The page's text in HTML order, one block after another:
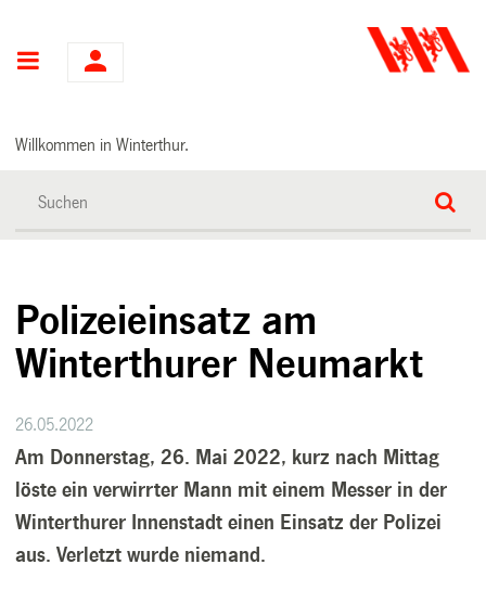
Hauptnavigation
Willkommen in Winterthur.
Polizeieinsatz am
Winterthurer Neumarkt
26.05.2022
Am Donnerstag, 26. Mai 2022, kurz nach Mittag
löste ein verwirrter Mann mit einem Messer in der
Winterthurer Innenstadt einen Einsatz der Polizei
aus. Verletzt wurde niemand.